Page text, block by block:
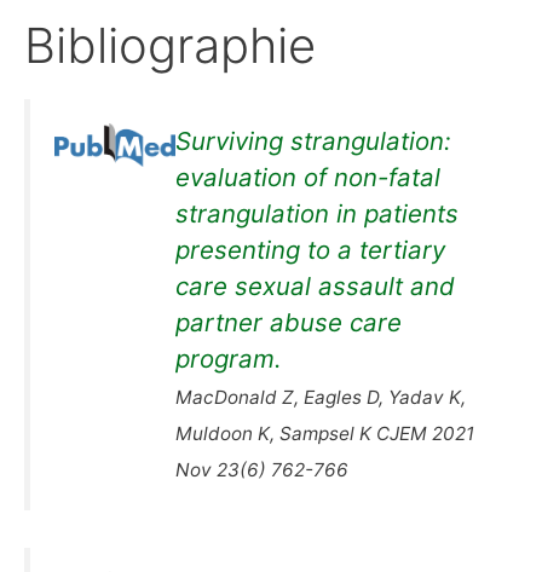
Bibliographie
Surviving strangulation:
evaluation of non-fatal
strangulation in patients
presenting to a tertiary
care sexual assault and
partner abuse care
program.
MacDonald Z, Eagles D, Yadav K,
Muldoon K, Sampsel K CJEM 2021
Nov 23(6) 762-766